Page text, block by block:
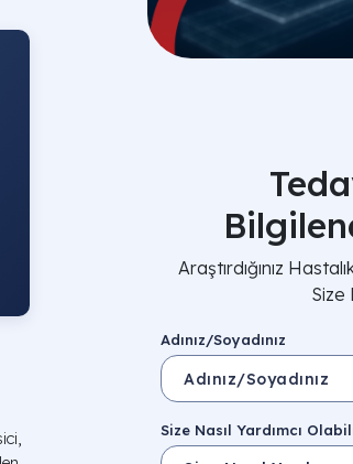
Araştırdığınız
Size
Adınız/Soyadınız
Size Nasıl Yardımcı